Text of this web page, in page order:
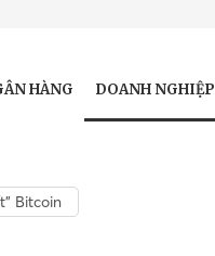
HÀNG DOANH NGHIỆP
Bitcoin